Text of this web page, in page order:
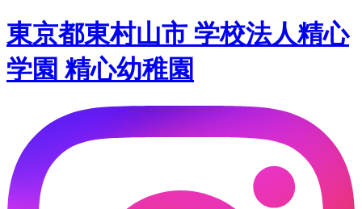
東京都東村山市 学校法人精心
学園 精心幼稚園